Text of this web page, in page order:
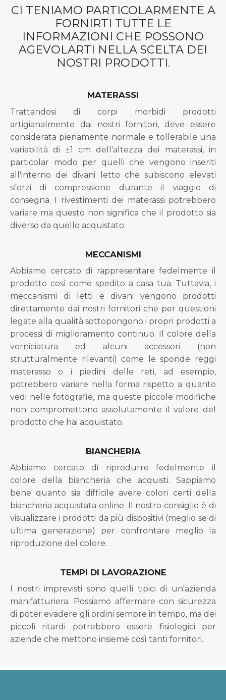
CI TENIAMO PARTICOLARMENTE A
FORNIRTI TUTTE LE
INFORMAZIONI CHE POSSONO
AGEVOLARTI NELLA SCELTA DEI
NOSTRI PRODOTTI.
MATERASSI
Trattandosi di corpi morbidi prodotti
artigianalmente dai nostri fornitori, deve essere
considerata pienamente normale e tollerabile una
variabilità di ±1 cm dell'altezza dei materassi, in
particolar modo per quelli che vengono inseriti
all'interno dei divani letto che subiscono elevati
sforzi di compressione durante il viaggio di
consegna. I rivestimenti dei materassi potrebbero
variare ma questo non significa che il prodotto sia
diverso da quello acquistato.
MECCANISMI
Abbiamo cercato di rappresentare fedelmente il
prodotto così come spedito a casa tua. Tuttavia, i
meccanismi di letti e divani vengono prodotti
direttamente dai nostri fornitori che per questioni
legate alla qualità sottopongono i propri prodotti a
processi di miglioramento continuo. Il colore della
verniciatura ed alcuni accessori (non
strutturalmente rilevanti) come le sponde reggi
materasso o i piedini delle reti, ad esempio,
potrebbero variare nella forma rispetto a quanto
vedi nelle fotografie, ma queste piccole modifiche
non compromettono assolutamente il valore del
prodotto che hai acquistato.
BIANCHERIA
Abbiamo cercato di riprodurre fedelmente il
colore della biancheria che acquisti. Sappiamo
bene quanto sia difficile avere colori certi della
biancheria acquistata online. Il nostro consiglio è di
visualizzare i prodotti da più dispositivi (meglio se di
ultima generazione) per confrontare meglio la
riproduzione del colore.
TEMPI DI LAVORAZIONE
I nostri imprevisti sono quelli tipici di un'azienda
manifatturiera. Possiamo affermare con sicurezza
di poter evadere gli ordini sempre in tempo, ma dei
piccoli ritardi potrebbero essere fisiologici per
aziende che mettono insieme così tanti fornitori.